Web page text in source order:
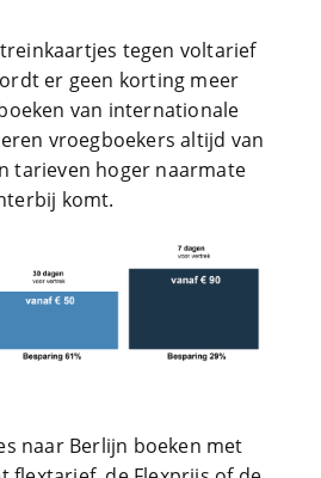
tegen voltarief
er geen korting meer
van internationale
vroegboekers altijd van
tarieven hoger naarmate
komt.
naar Berlijn boeken met